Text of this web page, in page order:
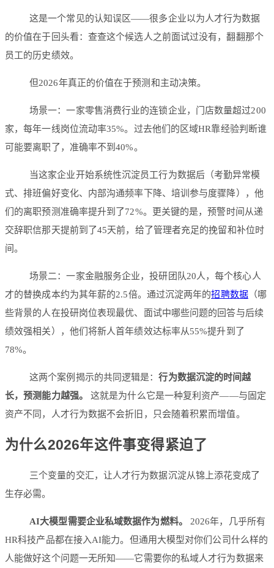
这是一个常见的认知误区——很多企业以为人才行为数据
的价值在于回头看：查查这个候选人之前面试过没有，翻翻那个
员工的历史绩效。
但2026年真正的价值在于预测和主动决策。
场景一：一家零售消费行业的连锁企业，门店数量超过200
家，每年一线岗位流动率35%。过去他们的区域HR靠经验判断谁
可能要离职了，准确率不到40%。
当这家企业开始系统性沉淀员工行为数据后（考勤异常模
式、排班偏好变化、内部沟通频率下降、培训参与度骤降），他
们的离职预测准确率提升到了72%。更关键的是，预警时间从递
交辞职信那天提前到了45天前，给了管理者充足的挽留和补位时
间。
场景二：一家金融服务企业，投研团队20人，每个核心人
才的替换成本约为其年薪的2.5倍。通过沉淀两年的招聘数据（哪
些背景的人在投研岗位表现最优、面试中哪些问题的回答与后续
绩效强相关），他们将新人首年绩效达标率从55%提升到了
78%。
这两个案例揭示的共同逻辑是：行为数据沉淀的时间越
长，预测能力越强。
这就是为什么它是一种复利资产——与固定
资产不同，人才行为数据不会折旧，只会随着积累而增值。
为什么2026年这件事变得紧迫了
三个变量的交汇，让人才行为数据沉淀从锦上添花变成了
生存必需。
AI大模型需要企业私域数据作为燃料。
2026年，几乎所有
HR科技产品都在接入AI能力。但通用大模型对你们公司什么样的
人能做好这个问题一无所知——它需要你的私域人才行为数据来